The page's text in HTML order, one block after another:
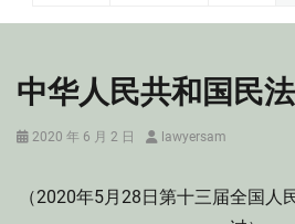
中华人民共和国民
Posted
2020 年 6 月 2 日 Authorlawyersam
（2020年5月28日第十三届全国人